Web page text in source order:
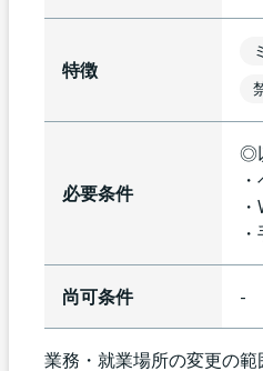
特徴
必要条件
◎
尚可条件 -
業務・就業場所の変更の